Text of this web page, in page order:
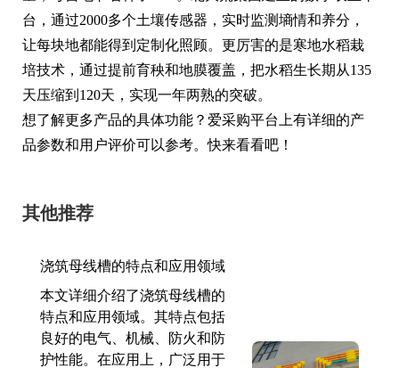
台，通过2000多个土壤传感器，实时监测墒情和养分，
让每块地都能得到定制化照顾。更厉害的是寒地水稻栽
培技术，通过提前育秧和地膜覆盖，把水稻生长期从135
天压缩到120天，实现一年两熟的突破。
想了解更多产品的具体功能？爱采购平台上有详细的产
品参数和用户评价可以参考。快来看看吧！
其他推荐
浇筑母线槽的特点和应用领域
本文详细介绍了浇筑母线槽的
特点和应用领域。其特点包括
良好的电气、机械、防火和防
护性能。在应用上，广泛用于